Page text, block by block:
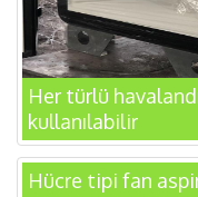
Her türlü
kullanılabilir
Hücre tipi fan